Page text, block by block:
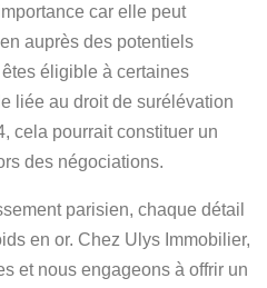
car elle peut
auprès des potentiels
éligible à certaines
liée au droit de surélévation
cela pourrait constituer un
des négociations.
parisien, chaque détail
en or. Chez Ulys Immobilier,
et nous engageons à offrir un